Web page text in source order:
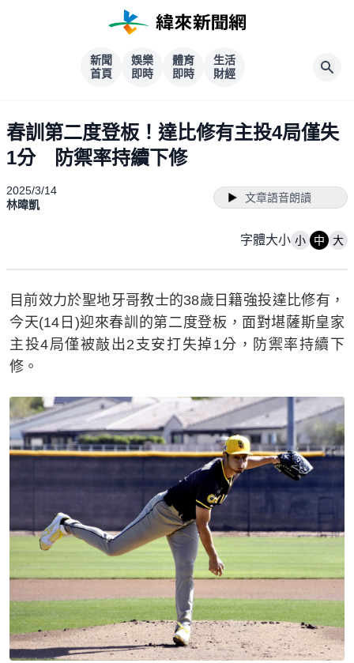
新聞
首頁
娛樂
即時
體育
即時
生活
財經
春訓第二度登板！達比修有主投4局僅失
1分 防禦率持續下修
2025/3/14
林暐凱
文章語音朗讀
字體大小 小 中 大
目前效力於聖地牙哥教士的38歲日籍強投達比修有，
今天(14日)迎來春訓的第二度登板，面對堪薩斯皇家
主投4局僅被敲出2支安打失掉1分，防禦率持續下
修。